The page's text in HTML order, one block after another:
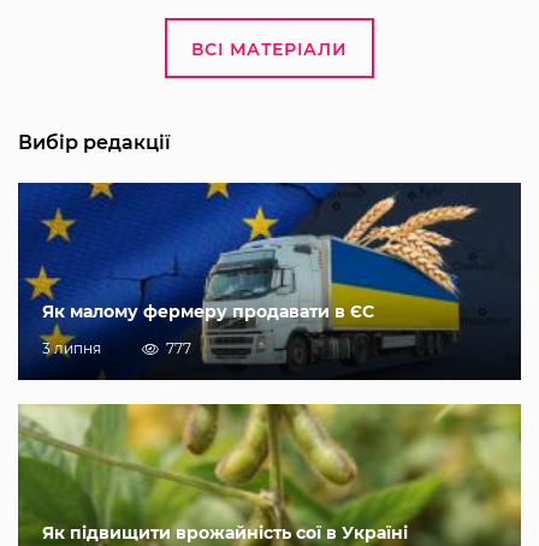
ВСІ МАТЕРІАЛИ
Вибір редакції
Як малому фермеру продавати в ЄС
3 липня 777
Як підвищити врожайність сої в Україні